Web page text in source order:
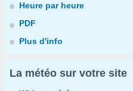
Heure par heure
PDF
Plus d'info
La météo sur votre site